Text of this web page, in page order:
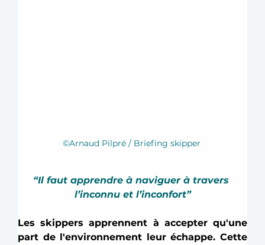
©Arnaud Pilpré / Briefing skipper
“Il faut apprendre à naviguer à travers
l’inconnu et l’inconfort”
Les skippers apprennent à accepter qu'une
part de l'environnement leur échappe. Cette